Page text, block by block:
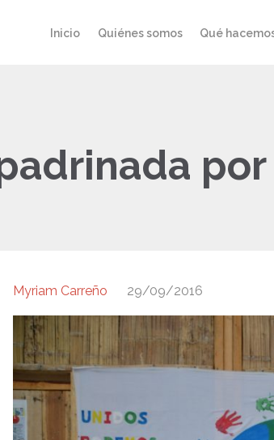
Inicio Quiénes somos Qué
Myriam Carreño 29/09/2016